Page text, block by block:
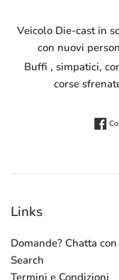
Veicolo Die-cast in
con nuovi
Buffi , simpatici,
corse
Links
Domande? Chatta
Search
Termini e Condizioni